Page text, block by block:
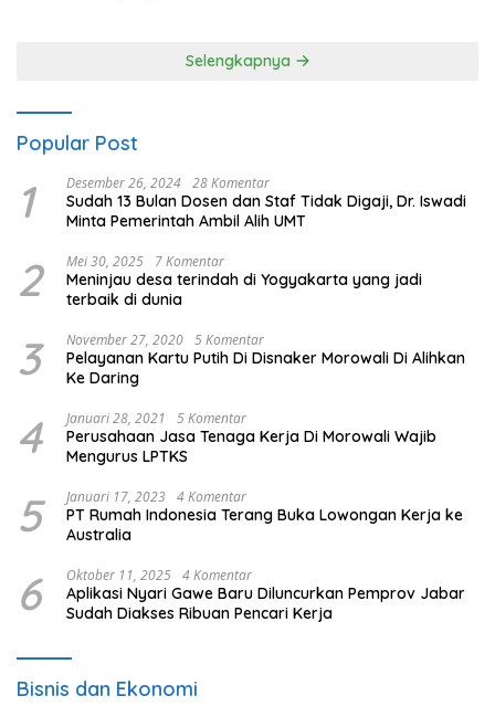
Selengkapnya
Popular Post
1 Desember 26, 2024 28 Komentar
Sudah 13 Bulan Dosen dan Staf Tidak Digaji, Dr. Iswadi
Minta Pemerintah Ambil Alih UMT
2 Mei 30, 2025 7 Komentar
Meninjau desa terindah di Yogyakarta yang jadi
terbaik di dunia
3 November 27, 2020 5 Komentar
Pelayanan Kartu Putih Di Disnaker Morowali Di Alihkan
Ke Daring
4 Januari 28, 2021 5 Komentar
Perusahaan Jasa Tenaga Kerja Di Morowali Wajib
Mengurus LPTKS
5 Januari 17, 2023 4 Komentar
PT Rumah Indonesia Terang Buka Lowongan Kerja ke
Australia
6 Oktober 11, 2025 4 Komentar
Aplikasi Nyari Gawe Baru Diluncurkan Pemprov Jabar
Sudah Diakses Ribuan Pencari Kerja
Bisnis dan Ekonomi